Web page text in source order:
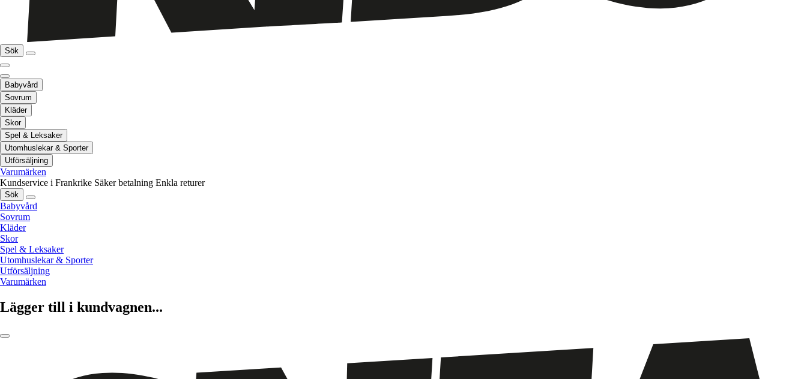
Sök
Babyvård
Sovrum
Kläder
Skor
Spel & Leksaker
Utomhuslekar & Sporter
Utförsäljning
Varumärken
Kundservice i Frankrike Säker betalning Enkla returer
Sök
Babyvård
Sovrum
Kläder
Skor
Spel & Leksaker
Utomhuslekar & Sporter
Utförsäljning
Varumärken
Lägger till i kundvagnen...